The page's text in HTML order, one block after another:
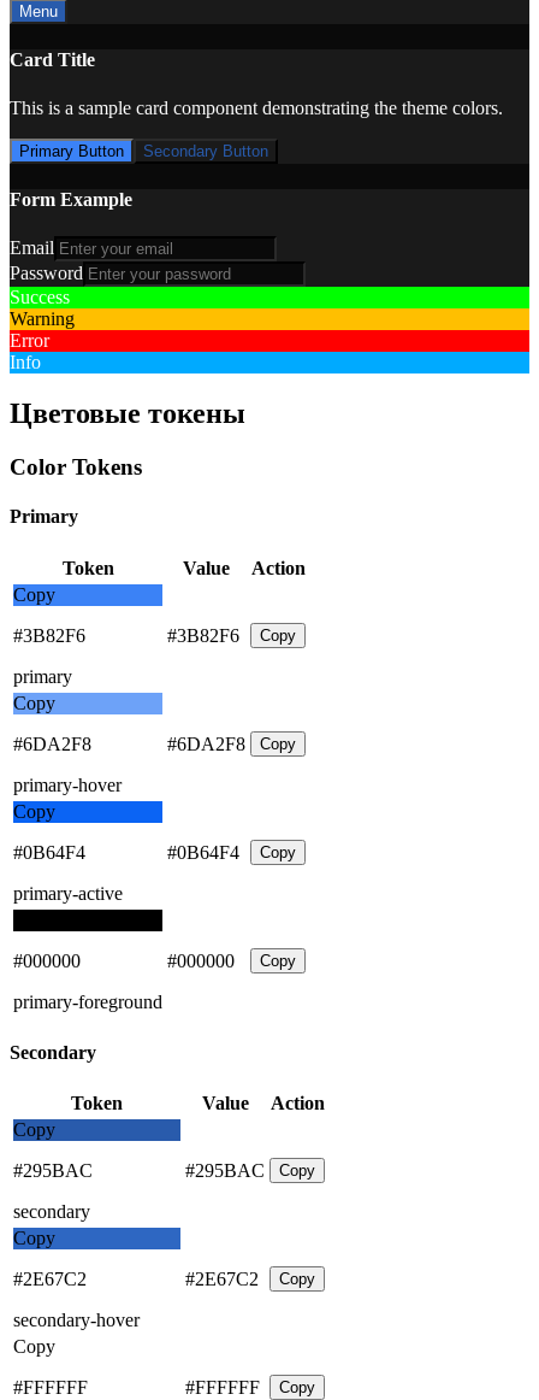
Menu
Card Title
This is a sample card component demonstrating the theme colors.
Primary Button Secondary Button
Form Example
Email
Password
Success
Warning
Error
Info
Цветовые токены
Color Tokens
Primary
Token Value
Action
Copy
#3B82F6
primary
#3B82F6 Copy
Copy
#6DA2F8
primary-hover
#6DA2F8 Copy
Copy
#0B64F4
primary-active
#0B64F4 Copy
#000000
primary-foreground
#000000 Copy
Secondary
Token Value
Action
Copy
#295BAC
secondary
#295BAC Copy
Copy
#2E67C2
secondary-hover
#2E67C2 Copy
Copy
#FFFFFF
#FFFFFF Copy